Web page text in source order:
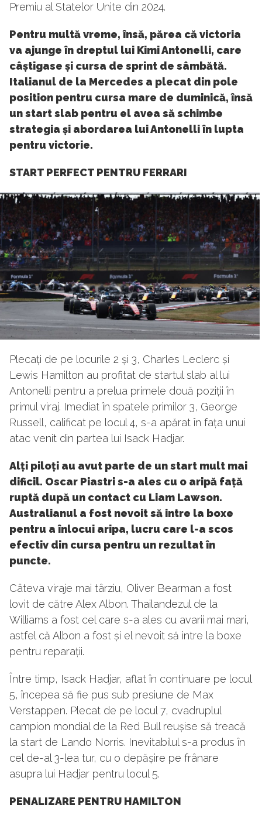
Premiu al Statelor Unite din 2024.
Pentru multă vreme, însă, părea că victoria
va ajunge în dreptul lui Kimi Antonelli, care
câștigase și cursa de sprint de sâmbătă.
Italianul de la Mercedes a plecat din pole
position pentru cursa mare de duminică, însă
un start slab pentru el avea să schimbe
strategia și abordarea lui Antonelli în lupta
pentru victorie.
START PERFECT PENTRU FERRARI
Plecați de pe locurile 2 și 3, Charles Leclerc și
Lewis Hamilton au profitat de startul slab al lui
Antonelli pentru a prelua primele două poziții în
primul viraj. Imediat în spatele primilor 3, George
Russell, calificat pe locul 4, s-a apărat în fața unui
atac venit din partea lui Isack Hadjar.
Alți piloți au avut parte de un start mult mai
dificil. Oscar Piastri s-a ales cu o aripă față
ruptă după un contact cu Liam Lawson.
Australianul a fost nevoit să intre la boxe
pentru a înlocui aripa, lucru care l-a scos
efectiv din cursa pentru un rezultat în
puncte.
Câteva viraje mai târziu, Oliver Bearman a fost
lovit de către Alex Albon. Thailandezul de la
Williams a fost cel care s-a ales cu avarii mai mari,
astfel că Albon a fost și el nevoit să intre la boxe
pentru reparații.
Între timp, Isack Hadjar, aflat în continuare pe locul
5, începea să fie pus sub presiune de Max
Verstappen. Plecat de pe locul 7, cvadruplul
campion mondial de la Red Bull reușise să treacă
la start de Lando Norris. Inevitabilul s-a produs în
cel de-al 3-lea tur, cu o depășire pe frânare
asupra lui Hadjar pentru locul 5.
PENALIZARE PENTRU HAMILTON